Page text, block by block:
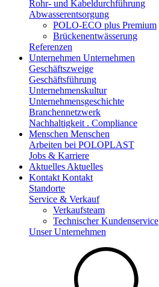
Rohr- und Kabeldurchführung
Abwasserentsorgung
POLO-ECO plus Premium
Brückenentwässerung
Referenzen
Unternehmen Unternehmen
Geschäftszweige
Geschäftsführung
Unternehmenskultur
Unternehmensgeschichte
Branchennetzwerk
Nachhaltigkeit . Compliance
Menschen Menschen
Arbeiten bei POLOPLAST
Jobs & Karriere
Aktuelles Aktuelles
Kontakt Kontakt
Standorte
Service & Verkauf
Verkaufsteam
Technischer Kundenservice
Unser Unternehmen